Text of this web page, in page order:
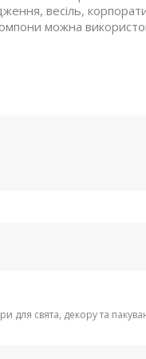
весіль,
можна